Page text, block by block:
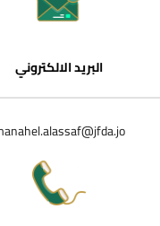
البريد الالكتروني